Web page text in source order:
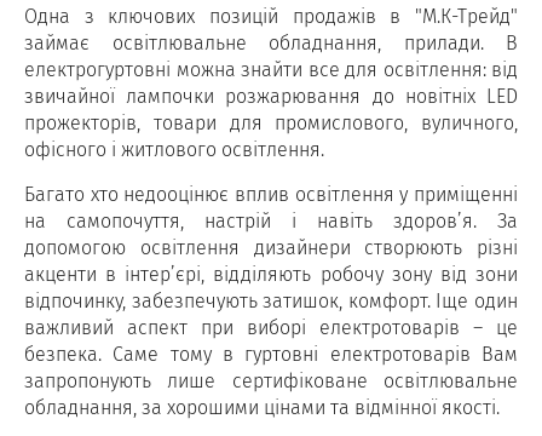
Одна з ключових позицій продажів в "М.К-Трейд"
займає освітлювальне обладнання, прилади. В
електрогуртовні можна знайти все для освітлення: від
звичайної лампочки розжарювання до новітніх LED
прожекторів, товари для промислового, вуличного,
офісного і житлового освітлення.
Багато хто недооцінює вплив освітлення у приміщенні
на самопочуття, настрій і навіть здоров’я. За
допомогою освітлення дизайнери створюють різні
акценти в інтер’єрі, відділяють робочу зону від зони
відпочинку, забезпечують затишок, комфорт. Іще один
важливий аспект при виборі електротоварів – це
безпека. Саме тому в гуртовні електротоварів Вам
запропонують лише сертифіковане освітлювальне
обладнання, за хорошими цінами та відмінної якості.